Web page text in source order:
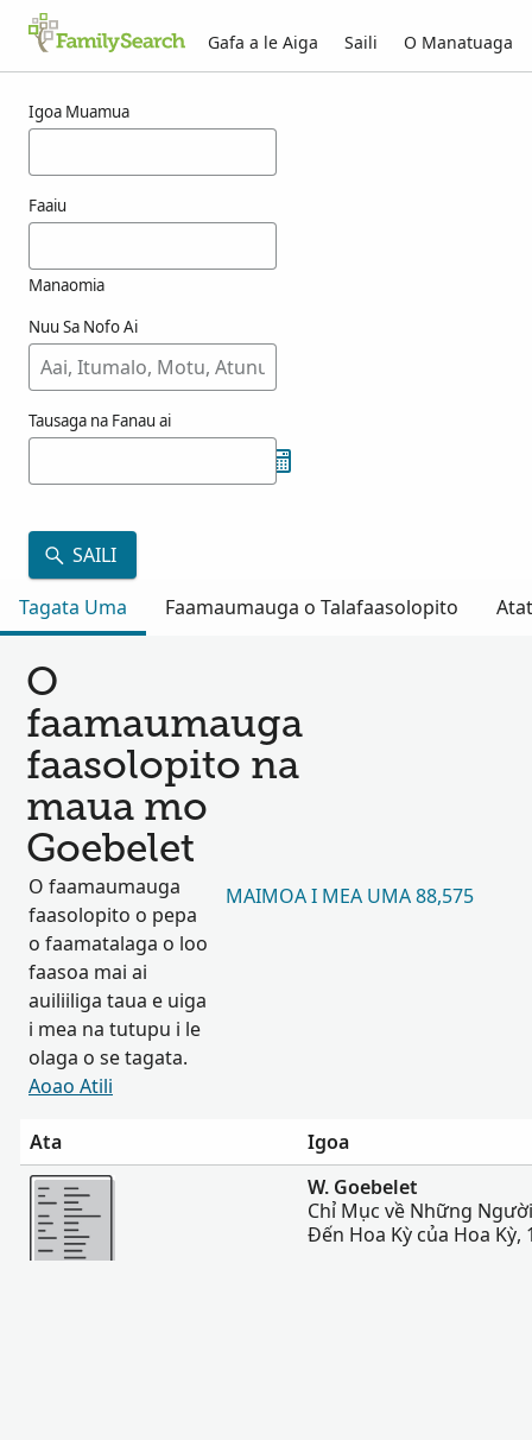
Gafa a le Aiga Saili O Manatuaga
Igoa Muamua
Faaiu
Manaomia
Nuu Sa Nofo Ai
Tausaga na Fanau ai
SAILI
Tagata Uma
Faamaumauga o Talafaasolopito
O
faamaumauga
faasolopito na
maua mo
Goebelet
O faamaumauga
faasolopito o pepa
o faamatalaga o loo
faasoa mai ai
auiliiliga taua e uiga
i mea na tutupu i le
olaga o se tagata.
Aoao Atili
MAIMOA I MEA UMA 88,575
Ata
Igoa
Sili atu
W. Goebelet
Chỉ Mục về Những
Đến Hoa Kỳ của Hoa Kỳ,